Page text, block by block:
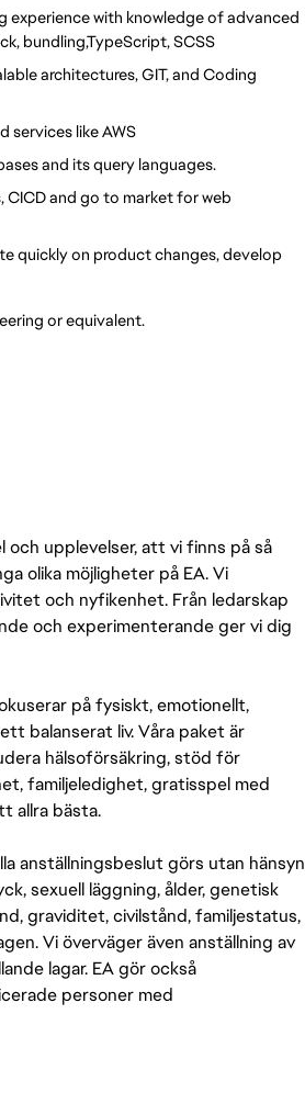
experience with knowledge of advanced
bundling,TypeScript, SCSS
architectures, GIT, and Coding
services like AWS
and its query languages.
and go to market for web
quickly on product changes, develop
or equivalent.
upplevelser, att vi finns på så
olika möjligheter på EA. Vi
och nyfikenhet. Från ledarskap
och experimenterande ger vi dig
på fysiskt, emotionellt,
balanserat liv. Våra paket är
hälsoförsäkring, stöd för
familjeledighet, gratisspel med
allra bästa.
anställningsbeslut görs utan hänsyn
sexuell läggning, ålder, genetisk
graviditet, civilstånd, familjestatus,
Vi överväger även anställning av
lagar. EA gör också
personer med